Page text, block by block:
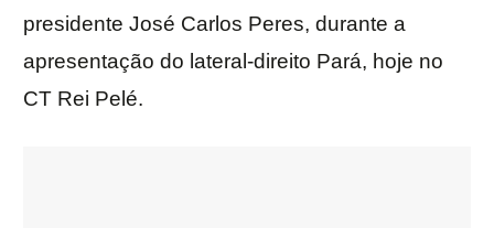
presidente José Carlos Peres, durante a
apresentação do lateral-direito Pará, hoje no
CT Rei Pelé.